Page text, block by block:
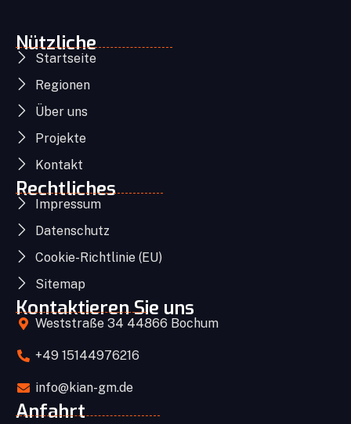
Nützliche
Startseite
Regionen
Über uns
Projekte
Kontakt
Rechtliches
Impressum
Datenschutz
Cookie-Richtlinie (EU)
Sitemap
Kontaktieren Sie uns
Weststraße 34 44866 Bochum
+49 15144976216
info@kian-gm.de
Anfahrt